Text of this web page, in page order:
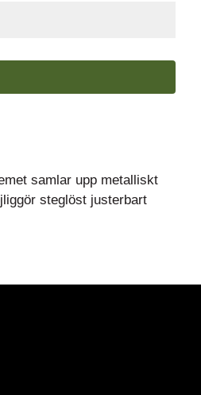
samlar upp metalliskt
steglöst justerbart